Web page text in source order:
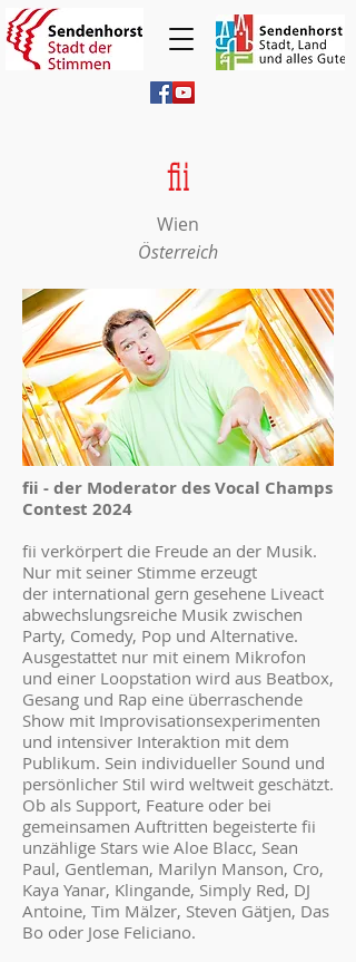
fii
Wien
Österreich
fii - der Moderator des Vocal Champs
Contest 2024
fii verkörpert die Freude an der Musik.
Nur mit seiner Stimme erzeugt
der international gern gesehene Liveact
abwechslungsreiche Musik zwischen
Party, Comedy, Pop und Alternative.
Ausgestattet nur mit einem Mikrofon
und einer Loopstation wird aus Beatbox,
Gesang und Rap eine überraschende
Show mit Improvisationsexperimenten
und intensiver Interaktion mit dem
Publikum. Sein individueller Sound und
persönlicher Stil wird weltweit geschätzt.
Ob als Support, Feature oder bei
gemeinsamen Auftritten begeisterte fii
unzählige Stars wie Aloe Blacc, Sean
Paul, Gentleman, Marilyn Manson, Cro,
Kaya Yanar, Klingande, Simply Red, DJ
Antoine, Tim Mälzer, Steven Gätjen, Das
Bo oder Jose Feliciano.